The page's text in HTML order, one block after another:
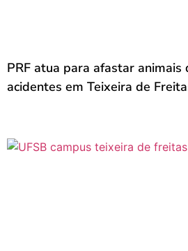
PRF atua para afastar
acidentes em Teixeira de